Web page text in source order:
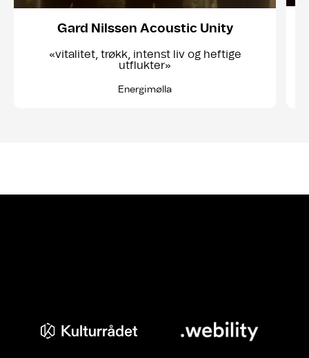
Gard Nilssen Acoustic Unity
«vitalitet, trøkk, intenst liv og heftige
utflukter»
Energimølla